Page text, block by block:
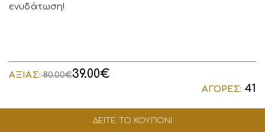
ΔΕΙΤΕ ΤΟ ΚΟΥΠΟΝΙ
ενυδάτωση!
ΑΞΙΑΣ:80.00€39.00€
ΑΓΟΡΕΣ: 41